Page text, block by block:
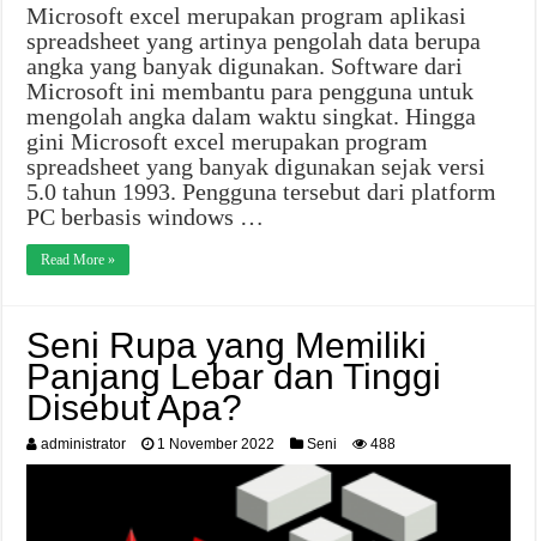
Microsoft excel merupakan program aplikasi
spreadsheet yang artinya pengolah data berupa
angka yang banyak digunakan. Software dari
Microsoft ini membantu para pengguna untuk
mengolah angka dalam waktu singkat. Hingga
gini Microsoft excel merupakan program
spreadsheet yang banyak digunakan sejak versi
5.0 tahun 1993. Pengguna tersebut dari platform
PC berbasis windows …
Read More »
Seni Rupa yang Memiliki
Panjang Lebar dan Tinggi
Disebut Apa?
administrator 1 November 2022 Seni 488